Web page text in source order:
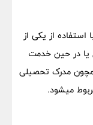
از یکی از
یا در حین خدمت
مدرک تحصیلی
میشود.